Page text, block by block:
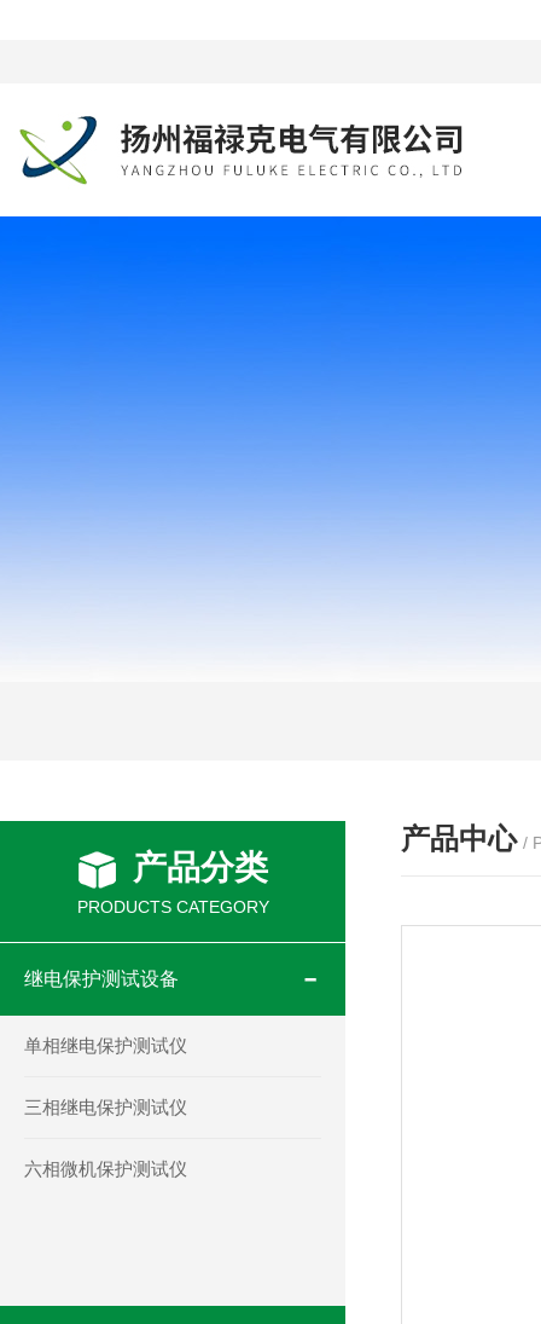
产品分类
PRODUCTS CATEGORY
继电保护测试设备
单相继电保护测试仪
三相继电保护测试仪
六相微机保护测试仪
产品中心 /